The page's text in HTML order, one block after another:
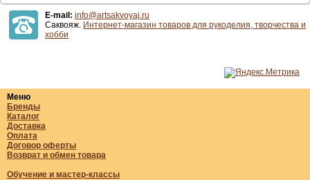
E-mail: info@artsakvoyaj.ru
Саквояж. Интернет-магазин товаров для рукоделия, творчества и
хобби
Меню
Бренды
Каталог
Доставка
Оплата
Договор оферты
Возврат и обмен товара
Обучение и мастер-классы